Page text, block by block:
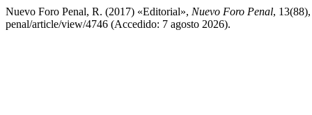
Nuevo Foro Penal, R. (2017) «Editorial», Nuevo Foro Penal,
penal/article/view/4746 (Accedido: 7 agosto 2026).